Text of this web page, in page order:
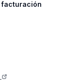
facturación